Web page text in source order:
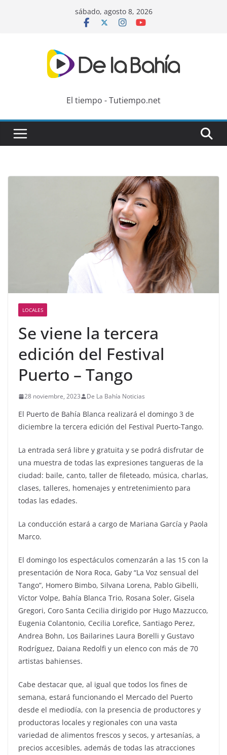
sábado, agosto 8, 2026
El tiempo - Tutiempo.net
LOCALES
Se viene la tercera
edición del Festival
Puerto – Tango
28 noviembre, 2023 De La Bahía Noticias
El Puerto de Bahía Blanca realizará el domingo 3 de
diciembre la tercera edición del Festival Puerto-Tango.
La entrada será libre y gratuita y se podrá disfrutar de
una muestra de todas las expresiones tangueras de la
ciudad: baile, canto, taller de fileteado, música, charlas,
clases, talleres, homenajes y entretenimiento para
todas las edades.
La conducción estará a cargo de Mariana García y Paola
Marco.
El domingo los espectáculos comenzarán a las 15 con la
presentación de Nora Roca, Gaby “La Voz sensual del
Tango”, Homero Bimbo, Silvana Lorena, Pablo Gibelli,
Víctor Volpe, Bahía Blanca Trio, Rosana Soler, Gisela
Gregori, Coro Santa Cecilia dirigido por Hugo Mazzucco,
Eugenia Colantonio, Cecilia Lorefice, Santiago Perez,
Andrea Bohn, Los Bailarines Laura Borelli y Gustavo
Rodríguez, Daiana Redolfi y un elenco con más de 70
artistas bahienses.
Cabe destacar que, al igual que todos los fines de
semana, estará funcionando el Mercado del Puerto
desde el mediodía, con la presencia de productores y
productoras locales y regionales con una vasta
variedad de alimentos frescos y secos, y artesanías, a
precios accesibles, además de todas las atracciones